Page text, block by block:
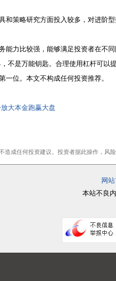
和策略研究方面投入较多，对进阶型
能力比较强，能够满足投资者在不同
不是万能钥匙。合理使用杠杆可以
一位。本文不构成任何投资推荐。
大本金跑赢大盘
造成任何投资建议。投资者据此操作，风险
网
本站不良